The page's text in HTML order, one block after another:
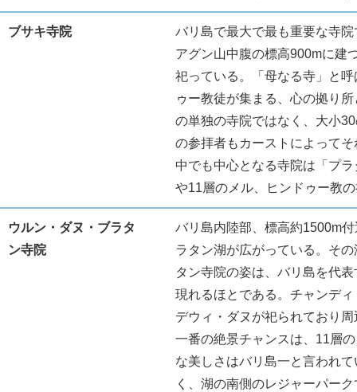
ブサキ寺院
バリ島で最大で最も重要な寺
アグン山中腹の標高900mに建
祀っている。「母なる寺」と
ゥー教徒が集まる、心の拠り
の単独の寺院ではなく、大小
の参拝者もカーストによって
中でも中心となる寺院は「プ
や11層のメル、ヒンドゥー教
ウルン・ダヌ・ブラタ
ン寺院
バリ島内陸部、標高約1500m
ラタン湖が広がっている。そ
タン寺院の姿は、バリ島を代
現れるほとである。チャンデ
デウィ・ダヌが祀られており
一番の絶景チャンスは、11層
な美しさはバリ島一と言われ
く、湖の南側のレジャーパー